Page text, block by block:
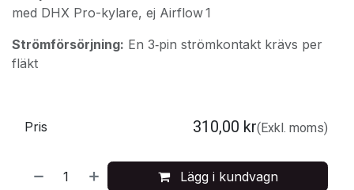
med DHX Pro-kylare, ej Airflow 1
Strömförsörjning: En 3‑pin strömkontakt krävs per
fläkt
Lägg i kundvagn
Pris 310,00 kr(Exkl. moms)